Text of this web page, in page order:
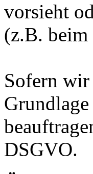
vorsieht
(z.B. beim
Sofern
DSGVO.